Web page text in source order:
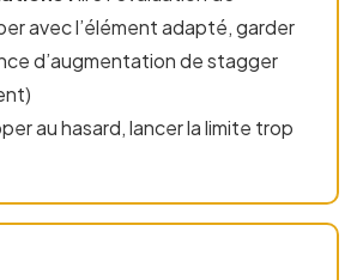
avec l’élément adapté, garder
d’augmentation de stagger
au hasard, lancer la limite trop